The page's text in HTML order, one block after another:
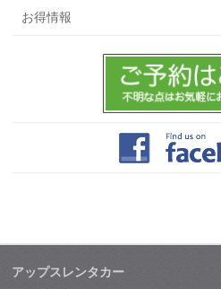
お得情報
アップスレンタカー